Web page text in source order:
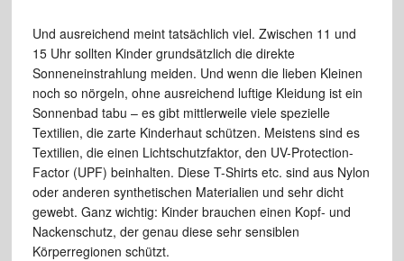
Und ausreichend meint tatsächlich viel. Zwischen 11 und
15 Uhr sollten Kinder grundsätzlich die direkte
Sonneneinstrahlung meiden. Und wenn die lieben Kleinen
noch so nörgeln, ohne ausreichend luftige Kleidung ist ein
Sonnenbad tabu – es gibt mittlerweile viele spezielle
Textilien, die zarte Kinderhaut schützen. Meistens sind es
Textilien, die einen Lichtschutzfaktor, den UV-Protection-
Factor (UPF) beinhalten. Diese T-Shirts etc. sind aus Nylon
oder anderen synthetischen Materialien und sehr dicht
gewebt. Ganz wichtig: Kinder brauchen einen Kopf- und
Nackenschutz, der genau diese sehr sensiblen
Körperregionen schützt.